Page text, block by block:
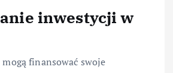
inwestycji w
finansować swoje